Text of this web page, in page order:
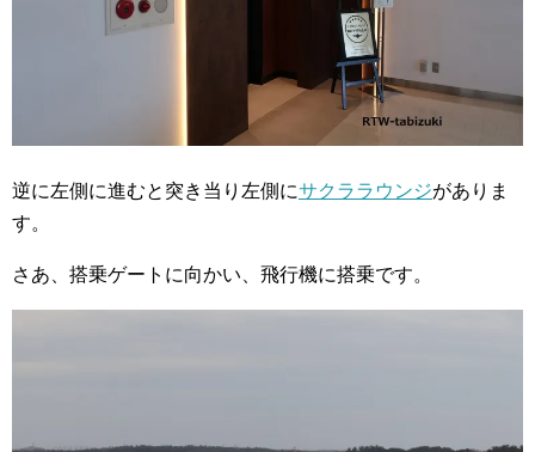
逆に左側に進むと突き当り左側にサクララウンジがありま
す。
さあ、搭乗ゲートに向かい、飛行機に搭乗です。